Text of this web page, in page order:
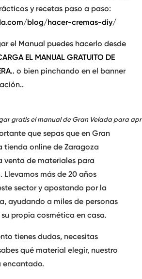
y recetas paso a paso:
blog/hacer-cremas-diy/
el Manual puedes hacerlo desde
EL MANUAL GRATUITO DE
o bien pinchando en el banner
gratis el manual de Gran Velada para
que sepas que en Gran
tienda online de Zaragoza
venta de materiales para
Llevamos más de 20 años
sector y apostando por la
ayudando a miles de personas
propia cosmética en casa.
tienes dudas, necesitas
qué material elegir, nuestro
encantado.